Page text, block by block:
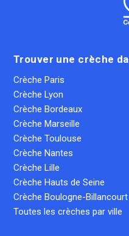
Trouver une crèche
Crèche Paris
Crèche Lyon
Crèche Bordeaux
Crèche Marseille
Crèche Toulouse
Crèche Nantes
Crèche Lille
Crèche Hauts de Seine
Crèche Boulogne-Billancourt
Toutes les crèches par ville